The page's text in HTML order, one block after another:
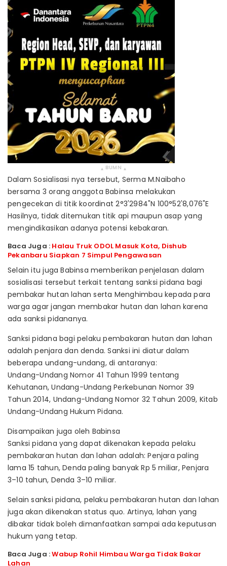
▴ BUMN ▴
Dalam Sosialisasi nya tersebut, Serma M.Naibaho
bersama 3 orang anggota Babinsa melakukan
pengecekan di titik koordinat 2°3'2984"N 100°52'8,076"E
Hasilnya, tidak ditemukan titik api maupun asap yang
mengindikasikan adanya potensi kebakaran.
Baca Juga : Halau Truk ODOL Masuk Kota, Dishub
Pekanbaru Siapkan 7 Simpul Pengawasan
Selain itu juga Babinsa memberikan penjelasan dalam
sosialisasi tersebut terkait tentang sanksi pidana bagi
pembakar hutan lahan serta Menghimbau kepada para
warga agar jangan membakar hutan dan lahan karena
ada sanksi pidananya.
Sanksi pidana bagi pelaku pembakaran hutan dan lahan
adalah penjara dan denda. Sanksi ini diatur dalam
beberapa undang-undang, di antaranya:
Undang-Undang Nomor 41 Tahun 1999 tentang
Kehutanan, Undang-Undang Perkebunan Nomor 39
Tahun 2014, Undang-Undang Nomor 32 Tahun 2009, Kitab
Undang-Undang Hukum Pidana.
Disampaikan juga oleh Babinsa
Sanksi pidana yang dapat dikenakan kepada pelaku
pembakaran hutan dan lahan adalah: Penjara paling
lama 15 tahun, Denda paling banyak Rp 5 miliar, Penjara
3–10 tahun, Denda 3–10 miliar.
Selain sanksi pidana, pelaku pembakaran hutan dan lahan
juga akan dikenakan status quo. Artinya, lahan yang
dibakar tidak boleh dimanfaatkan sampai ada keputusan
hukum yang tetap.
Baca Juga :Wabup Rohil Himbau Warga Tidak Bakar
Lahan